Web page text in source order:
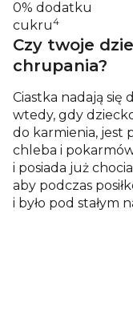
0% dodatku
cukru4
Czy twoje
chrupania?
Ciastka nadają się
wtedy, gdy
do karmienia, jest
chleba i
i posiada już
aby podczas
i było pod stałym